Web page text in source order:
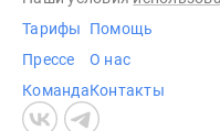
Тарифы
Прессе
Команда
Помощь
О нас
Контакты